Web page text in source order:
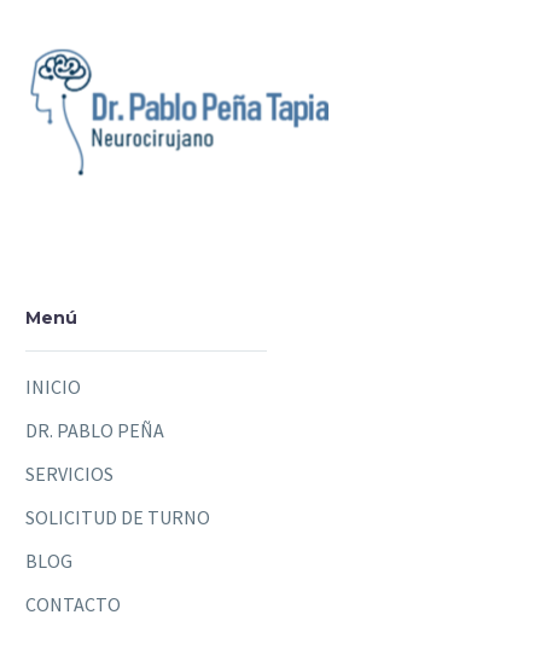
Menú
INICIO
DR. PABLO PEÑA
SERVICIOS
SOLICITUD DE TURNO
BLOG
CONTACTO